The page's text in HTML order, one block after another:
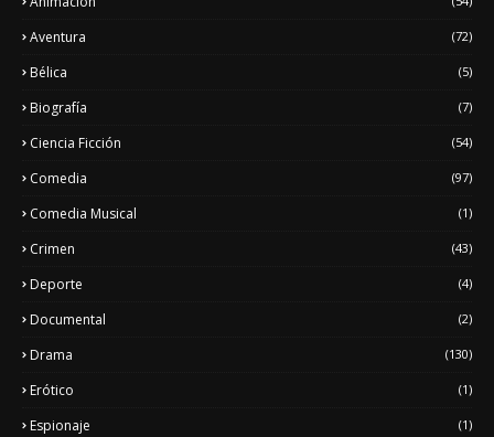
Aventura (72)
Bélica (5)
Biografía (7)
Ciencia Ficción (54)
Comedia (97)
Comedia Musical (1)
Crimen (43)
Deporte (4)
Documental (2)
Drama (130)
Erótico (1)
Espionaje (1)